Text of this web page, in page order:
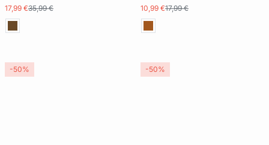
17,99 €35,99 € 10,99 €17,99 €
-50% -50%